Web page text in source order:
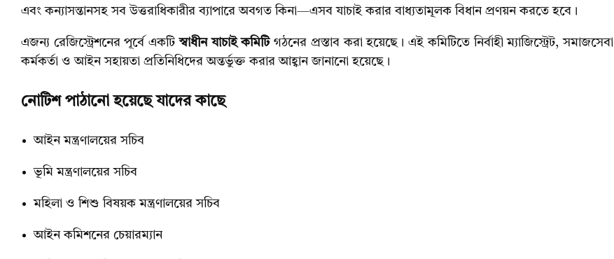
এবং কন্যাসন্তানসহ সব উত্তরাধিকারীর ব্যাপারে অবগত কিনা—এসব যাচাই করার বাধ্যতামূলক বিধান প্রণয়ন করতে হবে।
এজন্য রেজিস্ট্রেশনের পূর্বে একটিস্বাধীন যাচাই কমিটিগঠনের প্রস্তাব করা হয়েছে। এই কমিটিতে নির্বাহী ম্যাজিস্ট্রেট, সমাজসেবা
কর্মকর্তা ও আইন সহায়তা প্রতিনিধিদের অন্তর্ভুক্ত করার আহ্বান জানানো হয়েছে।
নোটিশ পাঠানো হয়েছে যাদের কাছে
আইন মন্ত্রণালয়ের সচিব
ভূমি মন্ত্রণালয়ের সচিব
মহিলা ও শিশু বিষয়ক মন্ত্রণালয়ের সচিব
আইন কমিশনের চেয়ারম্যান